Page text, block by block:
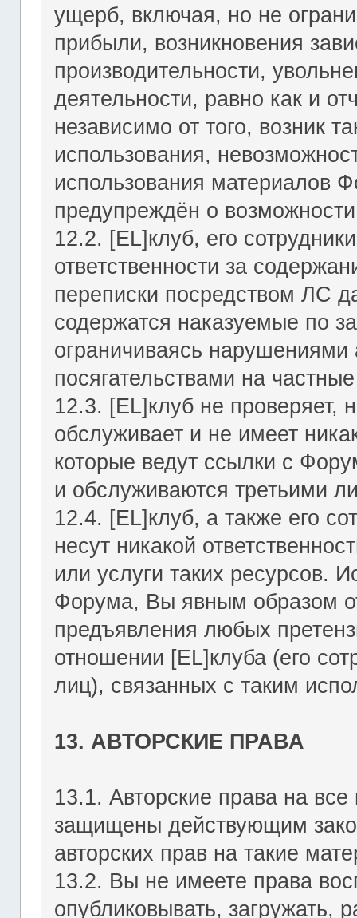
ущерб, включая, но не
прибыли, возникновения
производительности,
деятельности, равно как и
независимо от того, возник
использования,
использования материалов
предупреждён о
12.2. [EL]клуб, его
ответственности за
переписки посредством ЛС
содержатся наказуемые по
ограничиваясь
посягательствами на
12.3. [EL]клуб не проверяет,
обслуживает и не имеет
которые ведут ссылки с
и обслуживаются третьими
12.4. [EL]клуб, а также его
несут никакой
или услуги таких ресурсов.
Форума, Вы явным образом
предъявления любых
отношении [EL]клуба (его
лиц), связанных с таким
13. АВТОРСКИЕ ПРАВА
13.1. Авторские права на
защищены действующим
авторских прав на такие
13.2. Вы не имеете права
опубликовывать, загружать,